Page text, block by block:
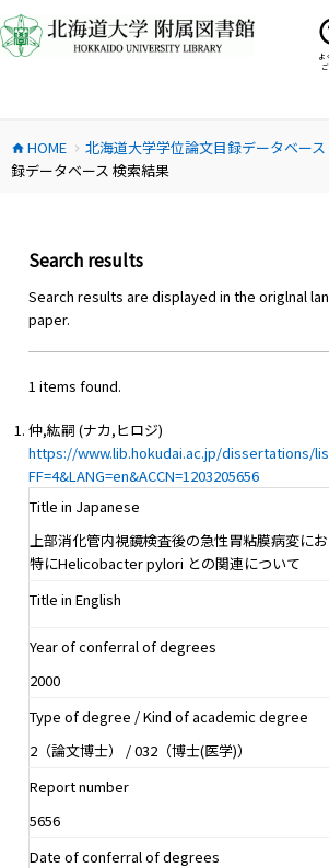
ン
テ
ス
キ
よ
home HOME chevron_right 北海道大学学位論文目録データベース
録データベース 検索結果
Search results
Search results are displayed in the origlnal
paper.
1 items found.
仲,紘嗣 (ナカ,ヒロジ)
https://www.lib.hokudai.ac.jp/dissertations/
FF=4&LANG=en&ACCN=1203205656
Title in Japanese
上部消化管内視鏡検査後の急性胃粘膜病変に
特にHelicobacter pylori との関連について
Title in English
Year of conferral of degrees
2000
Type of degree / Kind of academic degree
2（論文博士） / 032（博士(医学)）
Report number
5656
Date of conferral of degrees